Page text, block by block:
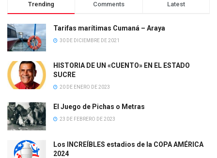
Trending Comments Latest
Tarifas marítimas Cumaná – Araya
30 DE DICIEMBRE DE 2021
HISTORIA DE UN «CUENTO» EN EL ESTADO
SUCRE
20 DE ENERO DE 2023
El Juego de Pichas o Metras
23 DE FEBRERO DE 2023
Los INCREÍBLES estadios de la COPA AMÉRICA
2024